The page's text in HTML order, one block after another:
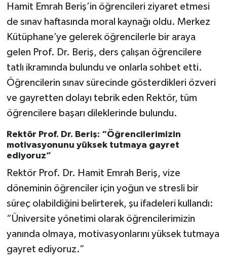
Hamit Emrah Beriş’in öğrencileri ziyaret etmesi
de sınav haftasında moral kaynağı oldu. Merkez
Kütüphane’ye gelerek öğrencilerle bir araya
gelen Prof. Dr. Beriş, ders çalışan öğrencilere
tatlı ikramında bulundu ve onlarla sohbet etti.
Öğrencilerin sınav sürecinde gösterdikleri özveri
ve gayretten dolayı tebrik eden Rektör, tüm
öğrencilere başarı dileklerinde bulundu.
Rektör Prof. Dr. Beriş: “Öğrencilerimizin
motivasyonunu yüksek tutmaya gayret
ediyoruz”
Rektör Prof. Dr. Hamit Emrah Beriş, vize
döneminin öğrenciler için yoğun ve stresli bir
süreç olabildiğini belirterek, şu ifadeleri kullandı:
“Üniversite yönetimi olarak öğrencilerimizin
yanında olmaya, motivasyonlarını yüksek tutmaya
gayret ediyoruz.”